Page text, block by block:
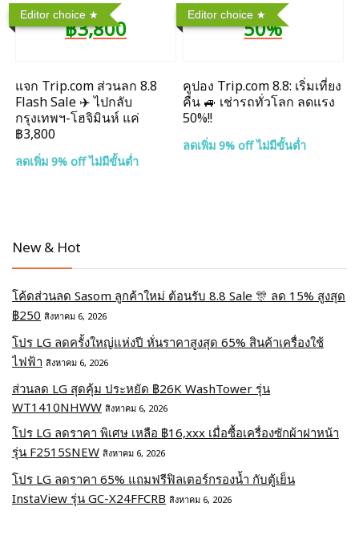
Editor choice
฿3,800
แจก Trip.com ส่วนลก 8.8
Flash Sale ✈️ ไปกลับ
กรุงเทพฯ-โฮจิมินห์ แค่
฿3,800
ลดเพิ่ม 9% off ไม่มีขั้นต่ำ
Editor choice
50%
คูปอง Trip.com 8.8: เริ่มเที่ยง
คืน 🚙 เช่ารถทั่วโลก ลดแรง
50%!!
ลดเพิ่ม 9% off ไม่มีขั้นต่ำ
New & Hot
โค้ดส่วนลด Sasom ลูกค้าใหม่ ต้อนรับ 8.8 Sale 🎊 ลด 15% สูงสุด
฿250 สิงหาคม 6, 2026
โปร LG ลดครั้งใหญ่แห่งปี หั่นราคาสูงสุด 65% สินค้าเครื่องใช้
ไฟฟ้า สิงหาคม 6, 2026
ส่วนลด LG สุดคุ้ม ประหยัด ฿26K WashTower รุ่น
WT1410NHWW สิงหาคม 6, 2026
โปร LG ลดราคา พิเศษ เหลือ ฿16,xxx เมื่อซื้อเครื่องซักผ้าฝาหน้า
รุ่น F2515SNEW สิงหาคม 6, 2026
โปร LG ลดราคา 65% แถมฟรีฟิลเตอร์กรองน้ำ กับตู้เย็น
InstaView รุ่น GC-X24FFCRB สิงหาคม 6, 2026